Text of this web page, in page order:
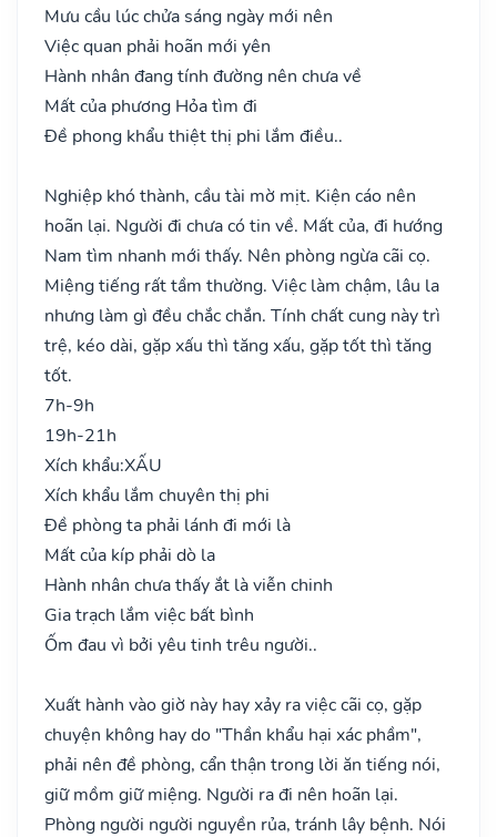
Mưu cầu lúc chửa sáng ngày mới nên
Việc quan phải hoãn mới yên
Hành nhân đang tính đường nên chưa về
Mất của phương Hỏa tìm đi
Đề phong khẩu thiệt thị phi lắm điều..
Nghiệp khó thành, cầu tài mờ mịt. Kiện cáo nên
hoãn lại. Người đi chưa có tin về. Mất của, đi hướng
Nam tìm nhanh mới thấy. Nên phòng ngừa cãi cọ.
Miệng tiếng rất tầm thường. Việc làm chậm, lâu la
nhưng làm gì đều chắc chắn. Tính chất cung này trì
trệ, kéo dài, gặp xấu thì tăng xấu, gặp tốt thì tăng
tốt.
7h-9h
19h-21h
Xích khẩu:XẤU
Xích khẩu lắm chuyên thị phi
Đề phòng ta phải lánh đi mới là
Mất của kíp phải dò la
Hành nhân chưa thấy ắt là viễn chinh
Gia trạch lắm việc bất bình
Ốm đau vì bởi yêu tinh trêu người..
Xuất hành vào giờ này hay xảy ra việc cãi cọ, gặp
chuyện không hay do "Thần khẩu hại xác phầm",
phải nên đề phòng, cẩn thận trong lời ăn tiếng nói,
giữ mồm giữ miệng. Người ra đi nên hoãn lại.
Phòng người người nguyền rủa, tránh lây bệnh. Nói